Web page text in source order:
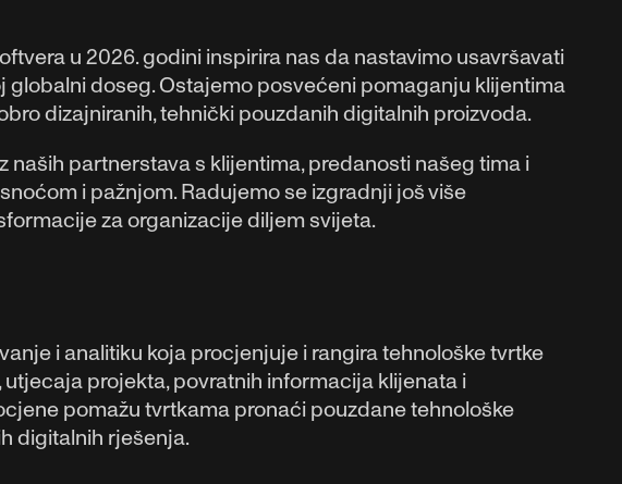
u 2026. godini inspirira nas da nastavimo usavršavati
globalni doseg. Ostajemo posvećeni pomaganju klijentima
dizajniranih, tehnički pouzdanih digitalnih proizvoda.
partnerstava s klijentima, predanosti našeg tima i
i pažnjom. Radujemo se izgradnji još više
za organizacije diljem svijeta.
i analitiku koja procjenjuje i rangira tehnološke tvrtke
projekta, povratnih informacija klijenata i
pomažu tvrtkama pronaći pouzdane tehnološke
digitalnih rješenja.